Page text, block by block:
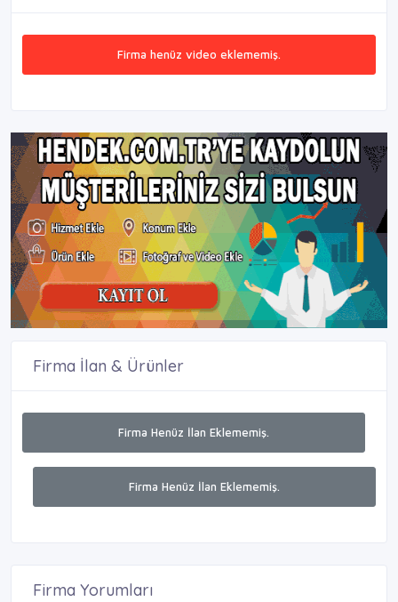
Firma henüz video eklememiş.
Firma İlan & Ürünler
Firma Henüz İlan Eklememiş.
Firma Henüz İlan Eklememiş.
Firma Yorumları